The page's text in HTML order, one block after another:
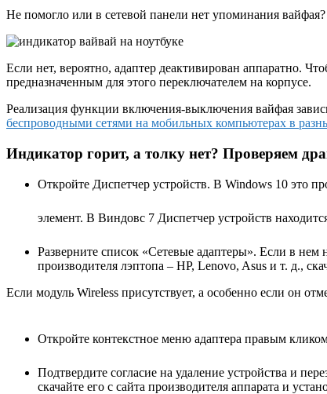
Не помогло или в сетевой панели нет упоминания
Если нет, вероятно, адаптер деактивирован аппаратно.
предназначенным для этого переключателем на корпусе.
Реализация функции включения-выключения вайфая
беспроводными сетями на мобильных компьютерах в
Индикатор горит, а толку нет? Проверяем
Откройте Диспетчер устройств. В Windows 10 это
элемент. В Виндовс 7 Диспетчер устройств
Разверните список «Сетевые адаптеры». Если в
производителя лэптопа – HP, Lenovo, Asus и т. д.,
Если модуль Wireless присутствует, а особенно если он
Откройте контекстное меню адаптера правым
Подтвердите согласие на удаление устройства и
скачайте его с сайта производителя аппарата и